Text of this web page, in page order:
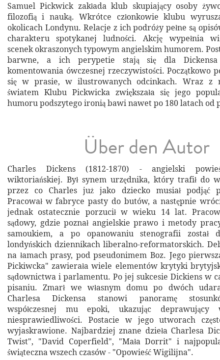
Samuel Pickwick zakłada klub skupiający osoby
filozofią i nauką. Wkrótce członkowie klubu
okolicach Londynu. Relacje z ich podróży pełne są
charakteru spotykanej ludności. Akcję wypełnia
scenek okraszonych typowym angielskim humorem.
barwne, a ich perypetie stają się dla
komentowania ówczesnej rzeczywistości. Początkowo
się w prasie, w ilustrowanych odcinkach. Wraz z
światem Klubu Pickwicka zwiększała się jego
humoru podszytego ironią bawi nawet po 180 latach od
Über den Autor
Charles Dickens (1812-1870) - angielski
wiktoriańskiej. Był synem urzędnika, który trafił do
przez co Charles już jako dziecko musiał podjąć
Pracował w fabryce pasty do butów, a następnie
jednak ostatecznie porzucił w wieku 14 lat.
sądowy, gdzie poznał angielskie prawo i metody
samoukiem, a po opanowaniu stenografii został
londyńskich dziennikach liberalno-reformatorskich.
na łamach prasy, pod pseudonimem Boz. Jego
Pickiwcka" zawierała wiele elementów krytyki
sądownictwa i parlamentu. Po jej sukcesie Dickiens w
pisaniu. Zmarł we własnym domu po dwóch
Charlesa Dickensa stanowi panoramę
współczesnej mu epoki, ukazując
niesprawiedliwości. Postacie w jego utworach
wyjaskrawione. Najbardziej znane dzieła Charlesa
Twist", "David Coperfield", "Mała Dorrit" i
świąteczna wszech czasów - "Opowieść Wigilijna".